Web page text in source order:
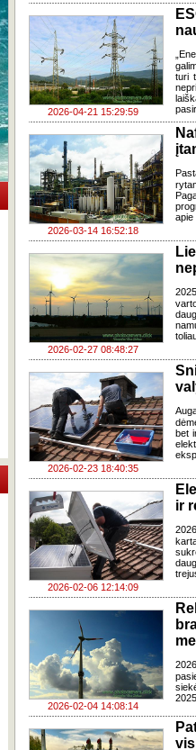
2026-04-21 15:29:59
turi
2026-03-14 16:52:18
apie
2026-02-27 08:48:27
2026-02-23 18:40:35
bet
2026-02-06 12:14:09
ir
2026-02-04 14:08:14